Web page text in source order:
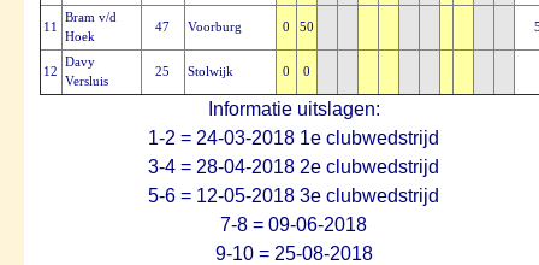
11
Bram v/d
Hoek
47 Voorburg 0 50
12
Davy
Versluis
25 Stolwijk 0 0
Informatie uitslagen:
1-2 = 24-03-2018 1e clubwedstrijd
3-4 = 28-04-2018 2e clubwedstrijd
5-6 = 12-05-2018 3e clubwedstrijd
7-8 = 09-06-2018
9-10 = 25-08-2018